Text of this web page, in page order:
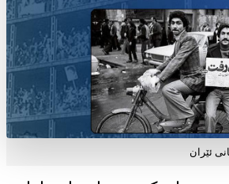
ئێران